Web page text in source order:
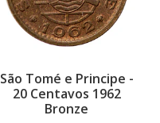
São Tomé e Principe -
20 Centavos 1962
Bronze